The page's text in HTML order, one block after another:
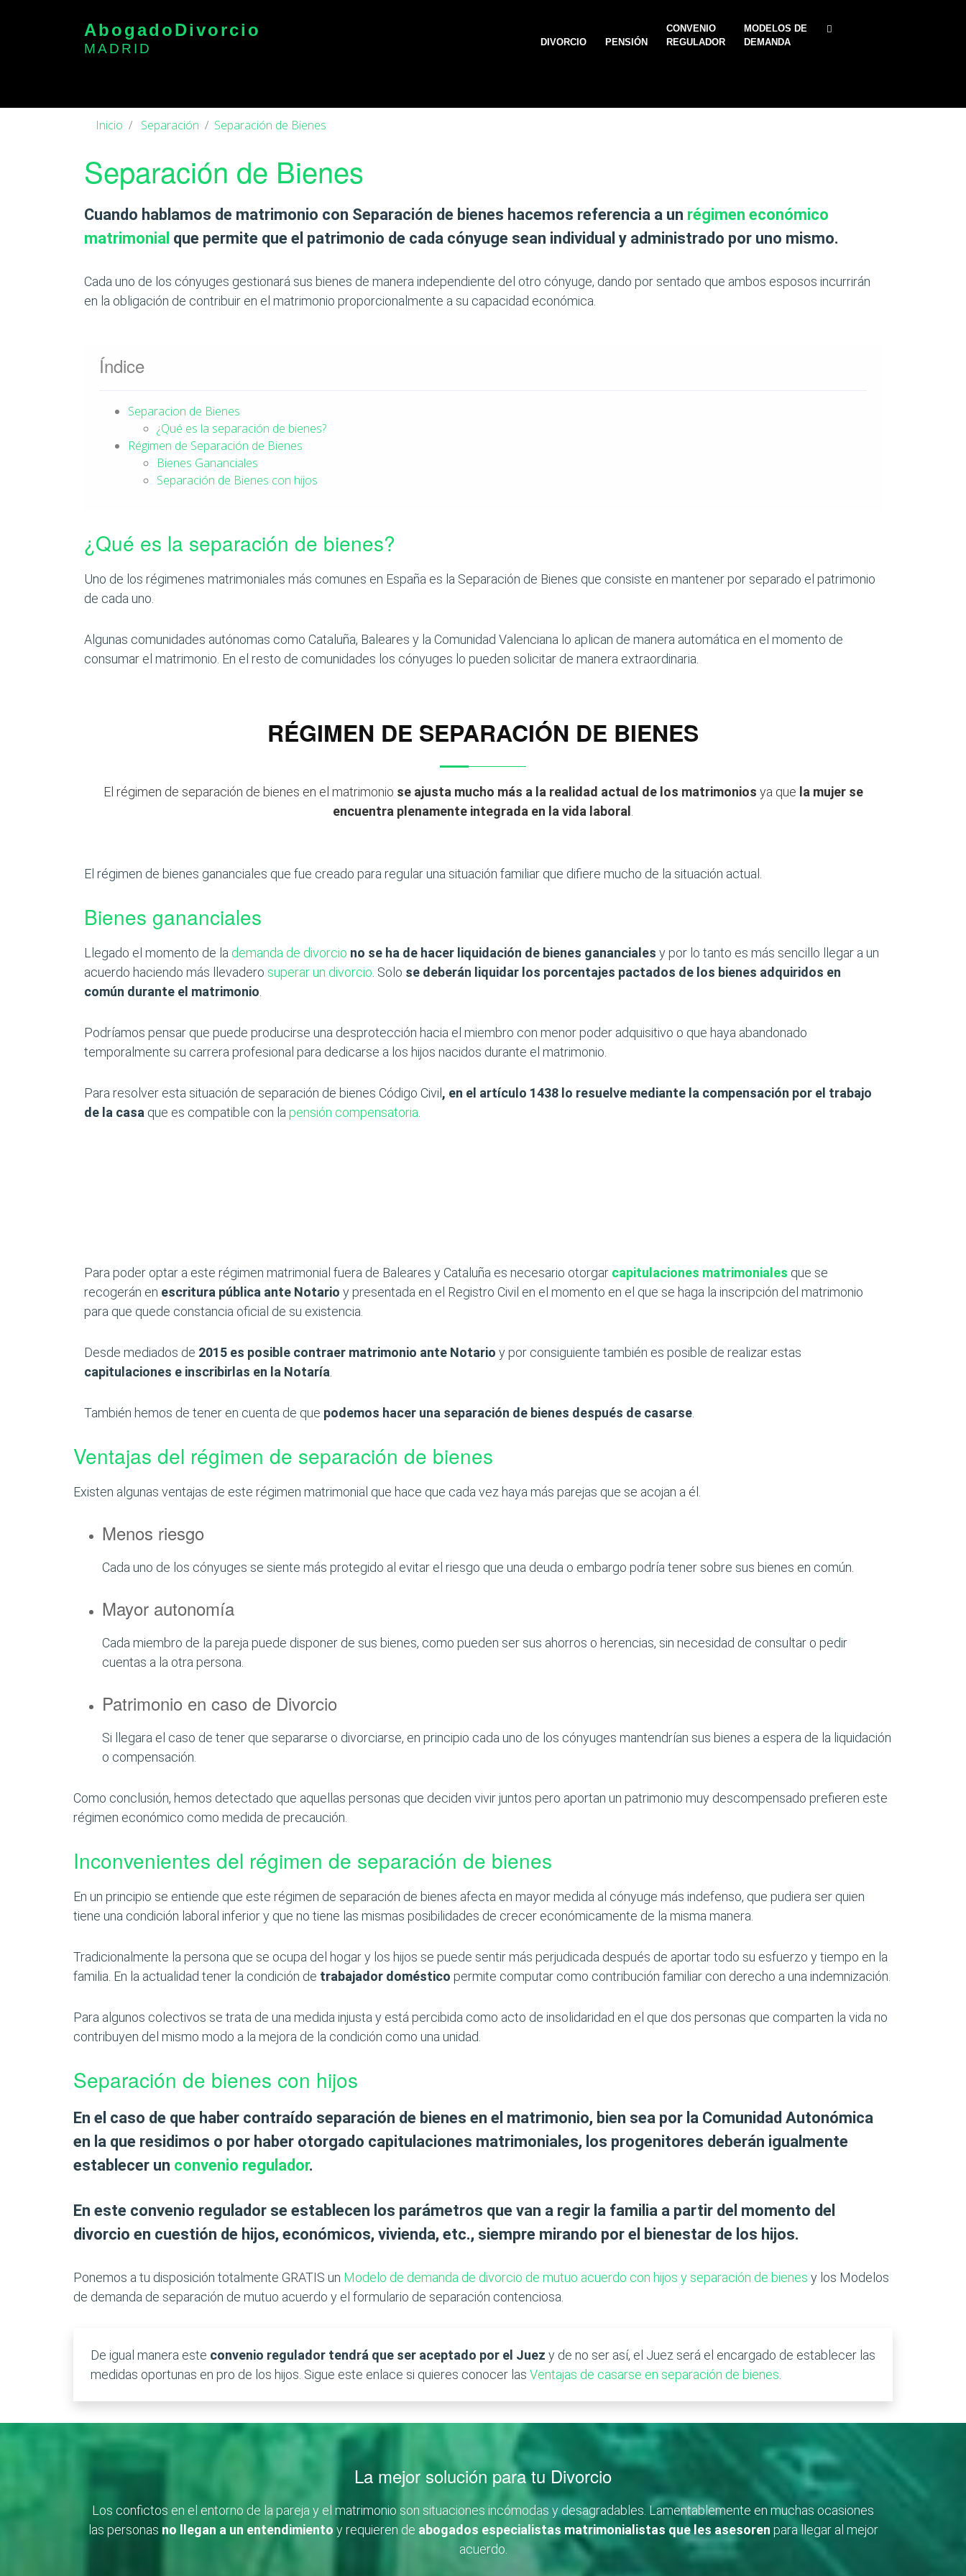
AbogadoDivorcio
MADRID DIVORCIO PENSIÓN
CONVENIO
REGULADOR
MODELOS DE
DEMANDA
Inicio Separación Separación de Bienes
Separación de Bienes
Cuando hablamos de matrimonio con Separación de bienes hacemos referencia a un régimen económico
matrimonial que permite que el patrimonio de cada cónyuge sean individual y administrado por uno mismo.
Cada uno de los cónyuges gestionará sus bienes de manera independiente del otro cónyuge, dando por sentado que ambos esposos incurrirán
en la obligación de contribuir en el matrimonio proporcionalmente a su capacidad económica.
Índice
Separacion de Bienes
¿Qué es la separación de bienes?
Régimen de Separación de Bienes
Bienes Gananciales
Separación de Bienes con hijos
¿Qué es la separación de bienes?
Uno de los régimenes matrimoniales más comunes en España es la Separación de Bienes que consiste en mantener por separado el patrimonio
de cada uno.
Algunas comunidades autónomas como Cataluña, Baleares y la Comunidad Valenciana lo aplican de manera automática en el momento de
consumar el matrimonio. En el resto de comunidades los cónyuges lo pueden solicitar de manera extraordinaria.
RÉGIMEN DE SEPARACIÓN DE BIENES
El régimen de separación de bienes en el matrimonio se ajusta mucho más a la realidad actual de los matrimonios ya que la mujer se
encuentra plenamente integrada en la vida laboral
El régimen de bienes gananciales que fue creado para regular una situación familiar que difiere mucho de la situación actual.
Bienes gananciales
Llegado el momento de la demanda de divorcio no se ha de hacer liquidación de bienes gananciales y por lo tanto es más sencillo llegar a un
acuerdo haciendo más llevadero superar un divorcio . Solo se deberán liquidar los porcentajes pactados de los bienes adquiridos en
común durante el matrimonio
Podríamos pensar que puede producirse una desprotección hacia el miembro con menor poder adquisitivo o que haya abandonado
temporalmente su carrera profesional para dedicarse a los hijos nacidos durante el matrimonio.
Para resolver esta situación de separación de bienes Código Civil , en el artículo 1438 lo resuelve mediante la compensación por el trabajo
de la casa que es compatible con la pensión compensatoria
Para poder optar a este régimen matrimonial fuera de Baleares y Cataluña es necesario otorgar capitulaciones matrimoniales que se
recogerán en escritura pública ante Notario y presentada en el Registro Civil en el momento en el que se haga la inscripción del matrimonio
para que quede constancia oficial de su existencia.
Desde mediados de 2015 es posible contraer matrimonio ante Notario y por consiguiente también es posible de realizar estas
capitulaciones e inscribirlas en la Notaría
También hemos de tener en cuenta de que podemos hacer una separación de bienes después de casarse
Ventajas del régimen de separación de bienes
Existen algunas ventajas de este régimen matrimonial que hace que cada vez haya más parejas que se acojan a él.
Menos riesgo
Cada uno de los cónyuges se siente más protegido al evitar el riesgo que una deuda o embargo podría tener sobre sus bienes en común.
Mayor autonomía
Cada miembro de la pareja puede disponer de sus bienes, como pueden ser sus ahorros o herencias, sin necesidad de consultar o pedir
cuentas a la otra persona.
Patrimonio en caso de Divorcio
Si llegara el caso de tener que separarse o divorciarse, en principio cada uno de los cónyuges mantendrían sus bienes a espera de la liquidación
o compensación.
Como conclusión, hemos detectado que aquellas personas que deciden vivir juntos pero aportan un patrimonio muy descompensado prefieren este
régimen económico como medida de precaución.
Inconvenientes del régimen de separación de bienes
En un principio se entiende que este régimen de separación de bienes afecta en mayor medida al cónyuge más indefenso, que pudiera ser quien
tiene una condición laboral inferior y que no tiene las mismas posibilidades de crecer económicamente de la misma manera.
Tradicionalmente la persona que se ocupa del hogar y los hijos se puede sentir más perjudicada después de aportar todo su esfuerzo y tiempo en la
familia. En la actualidad tener la condición de trabajador doméstico permite computar como contribución familiar con derecho a una indemnización.
Para algunos colectivos se trata de una medida injusta y está percibida como acto de insolidaridad en el que dos personas que comparten la vida no
contribuyen del mismo modo a la mejora de la condición como una unidad.
Separación de bienes con hijos
En el caso de que haber contraído separación de bienes en el matrimonio, bien sea por la Comunidad Autonómica
en la que residimos o por haber otorgado capitulaciones matrimoniales, los progenitores deberán igualmente
establecer un convenio regulador.
En este convenio regulador se establecen los parámetros que van a regir la familia a partir del momento del
divorcio en cuestión de hijos, económicos, vivienda, etc., siempre mirando por el bienestar de los hijos.
Ponemos a tu disposición totalmente GRATIS un Modelo de demanda de divorcio de mutuo acuerdo con hijos y separación de bienes y los Modelos
de demanda de separación de mutuo acuerdo y el formulario de separación contenciosa.
De igual manera este convenio regulador tendrá que ser aceptado por el Juez y de no ser así, el Juez será el encargado de establecer las
medidas oportunas en pro de los hijos. Sigue este enlace si quieres conocer las Ventajas de casarse en separación de bienes
La mejor solución para tu Divorcio
Los confictos en el entorno de la pareja y el matrimonio son situaciones incómodas y desagradables. Lamentablemente en muchas ocasiones
las personas no llegan a un entendimiento y requieren de abogados especialistas matrimonialistas que les asesoren para llegar al mejor
acuerdo.